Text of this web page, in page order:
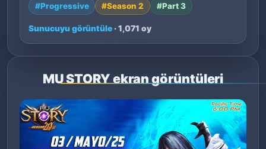
#Progressive #Season 2 #Part 3
Sunucuyu görüntüle · 1,071 oy
MU STORY ekran görüntüleri